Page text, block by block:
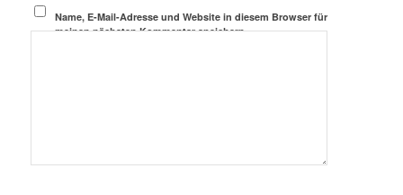
Name, E-Mail-Adresse und Website in diesem Browser für
meinen nächsten Kommentar speichern.